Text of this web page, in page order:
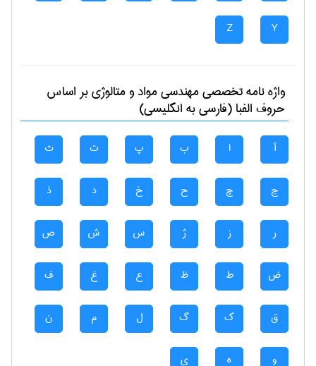
Y
Z
واژه نامه تخصصیمهندسی مواد و متالوژیبر اساس
حروف الفبا (فارسی به انگلیسی)
آ ا ب پ ت ث
ج چ ح خ د ذ
ر ز ژ س ش ص
ض ط ظ ع غ ف
ق ک گ ل م ن
و ه ی